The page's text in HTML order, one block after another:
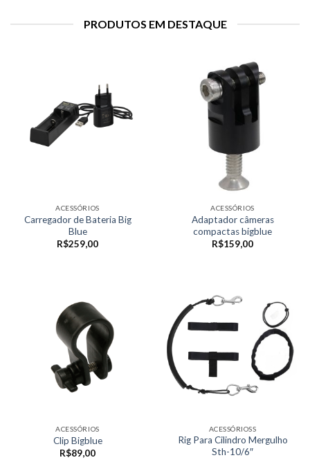
PRODUTOS EM DESTAQUE
ACESSÓRIOS
Carregador de Bateria Big
Blue
R$259,00
ACESSÓRIOS
Adaptador câmeras
compactas bigblue
R$159,00
ACESSÓRIOS
Clip Bigblue
R$89,00
ACESSÓRIOSS
Rig Para Cilindro Mergulho
Sth-10/6″